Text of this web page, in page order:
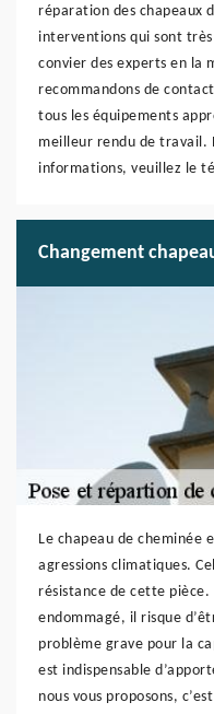
réparation des chapeaux
interventions qui sont
convier des experts en la
recommandons de
tous les équipements
meilleur rendu de travail.
informations, veuillez le
Changement
Le chapeau de cheminée
agressions climatiques.
résistance de cette pièce.
endommagé, il risque
problème grave pour la
est indispensable
nous vous proposons,